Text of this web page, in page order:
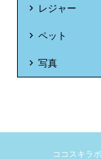
レジャー
ペット
写真
ココスキラ